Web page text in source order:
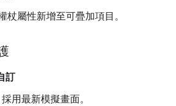
杖屬性新增至可疊加項目。
訂
用最新模擬畫面。